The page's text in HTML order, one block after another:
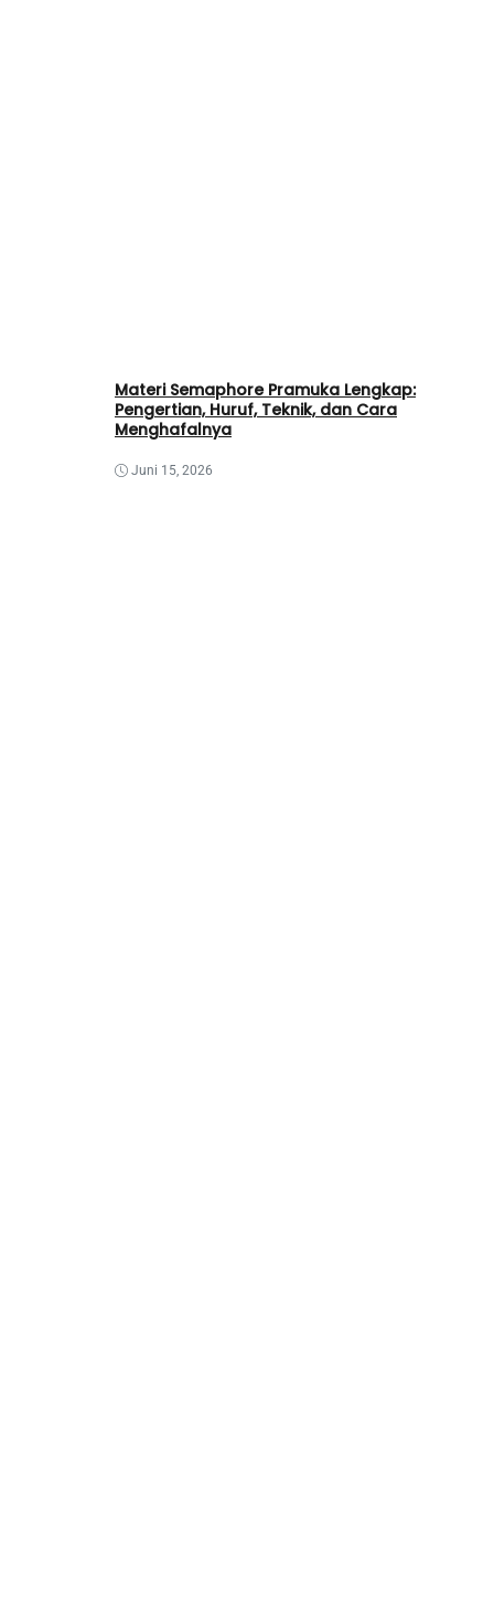
Materi Semaphore Pramuka Lengkap:
Pengertian, Huruf, Teknik, dan Cara
Menghafalnya
Juni 15, 2026